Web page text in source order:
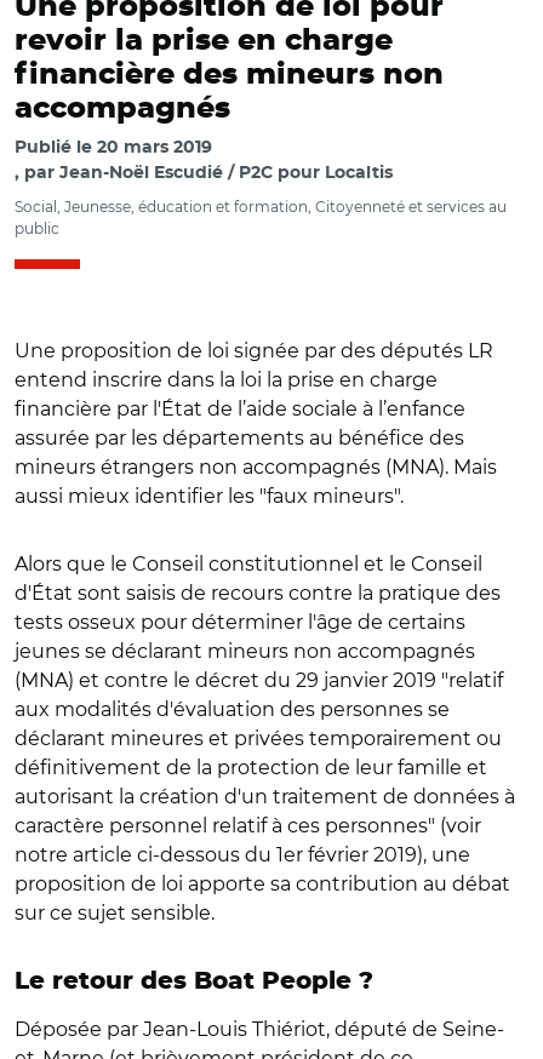
Une proposition de loi pour
revoir la prise en charge
financière des mineurs non
accompagnés
Publié le 20 mars 2019
par Jean-Noël Escudié / P2C pour Localtis
Social, Jeunesse, éducation et formation, Citoyenneté et services au
public
Une proposition de loi signée par des députés LR
entend inscrire dans la loi la prise en charge
financière par l'État de l’aide sociale à l’enfance
assurée par les départements au bénéfice des
mineurs étrangers non accompagnés (MNA). Mais
aussi mieux identifier les "faux mineurs".
Alors que le Conseil constitutionnel et le Conseil
d'État sont saisis de recours contre la pratique des
tests osseux pour déterminer l'âge de certains
jeunes se déclarant mineurs non accompagnés
(MNA) et contre le décret du 29 janvier 2019 "relatif
aux modalités d'évaluation des personnes se
déclarant mineures et privées temporairement ou
définitivement de la protection de leur famille et
autorisant la création d'un traitement de données à
caractère personnel relatif à ces personnes" (voir
notre article ci-dessous du 1er février 2019), une
proposition de loi apporte sa contribution au débat
sur ce sujet sensible.
Le retour des Boat People ?
Déposée par Jean-Louis Thiériot, député de Seine-